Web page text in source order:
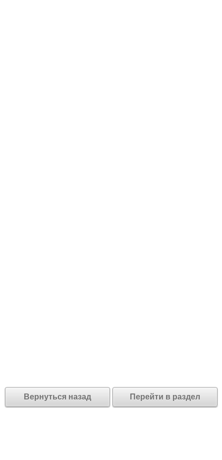
Вернуться назад Перейти в раздел